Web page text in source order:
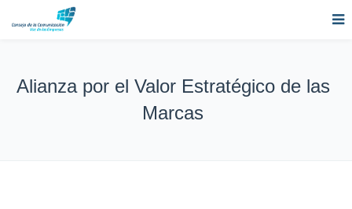
Alianza por el Valor Estratégico de las
Marcas